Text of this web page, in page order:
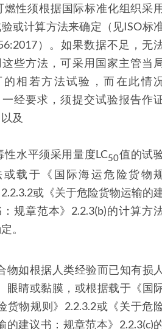
燃性须根据国际标准化组织采
或计算方法来确定（见ISO标
）。如果数据不足，无
些方法，可采用国家主管当
的相若方法试验，而在此情
经要求，须提交试验报告作
及
性水平须采用量度LC50值的试
或载于《国际海运危险货物
或《关于危险货物运输的
规章范本》2.2.3(b)的计算方
。
物如根据人类经验而已知有损
眼睛或黏膜，或根据载于《国
货物规则》2.2.3.2或《关于危
的建议书：规章范本》2.2.3(c)